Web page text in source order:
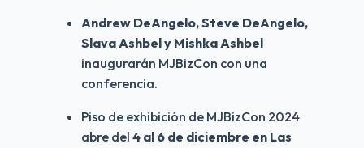
Andrew DeAngelo, Steve DeAngelo,
Slava Ashbel y Mishka Ashbel
inaugurarán MJBizCon con una
conferencia.
Piso de exhibición de MJBizCon 2024
abre del 4 al 6 de diciembre en Las